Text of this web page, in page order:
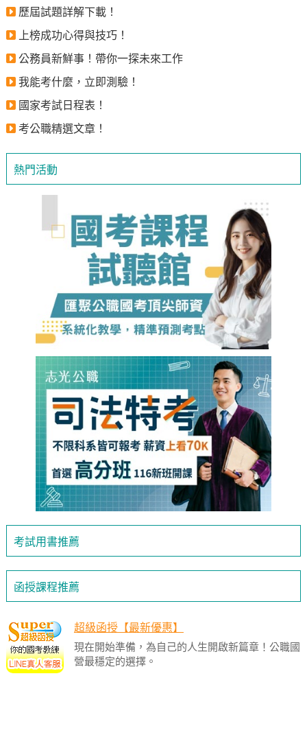
歷屆試題詳解下載！
上榜成功心得與技巧！
公務員新鮮事！帶你一探未來工作
我能考什麼，立即測驗！
國家考試日程表！
考公職精選文章！
熱門活動
考試用書推薦
函授課程推薦
超級函授【最新優惠】
現在開始準備，為自己的人生開啟新篇章！公職國
營最穩定的選擇。